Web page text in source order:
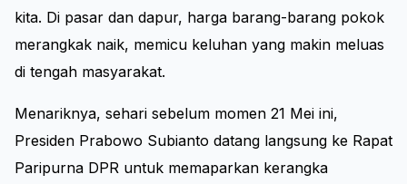
kita. Di pasar dan dapur, harga barang-barang pokok
merangkak naik, memicu keluhan yang makin meluas
di tengah masyarakat.
Menariknya, sehari sebelum momen 21 Mei ini,
Presiden Prabowo Subianto datang langsung ke Rapat
Paripurna DPR untuk memaparkan kerangka